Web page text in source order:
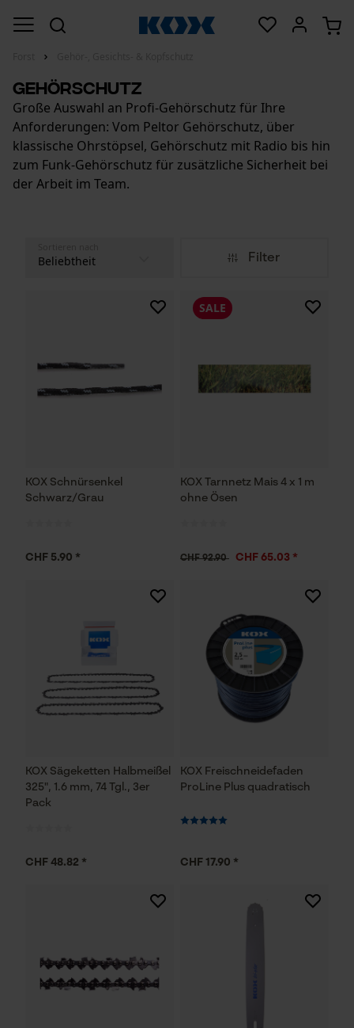
Gehörschutz
Große Auswahl an Profi-Gehörschutz für Ihre
Anforderungen: Vom Peltor Gehörschutz, über
klassische Ohrstöpsel, Gehörschutz mit Radio bis hin
zum Funk-Gehörschutz für zusätzliche Sicherheit bei
der Arbeit im Team.
Filter
KOX Schnürsenkel
Schwarz/Grau
CHF 5.90 *
KOX Tarnnetz Mais 4 x 1 m
ohne Ösen
SALE
CHF 92.90 CHF 65.03 *
KOX Sägeketten Halbmeißel
325", 1.6 mm, 74 Tgl., 3er
Pack
CHF 48.82 *
KOX Freischneidefaden
ProLine Plus quadratisch
CHF 17.90 *